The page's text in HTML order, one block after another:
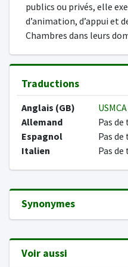
publics ou privés, elle
d’animation, d’appui et
Chambres dans leurs
Traductions
Anglais (GB)
USMCA
Allemand
Pas
Espagnol
Pas
Italien
Pas
Synonymes
Voir aussi